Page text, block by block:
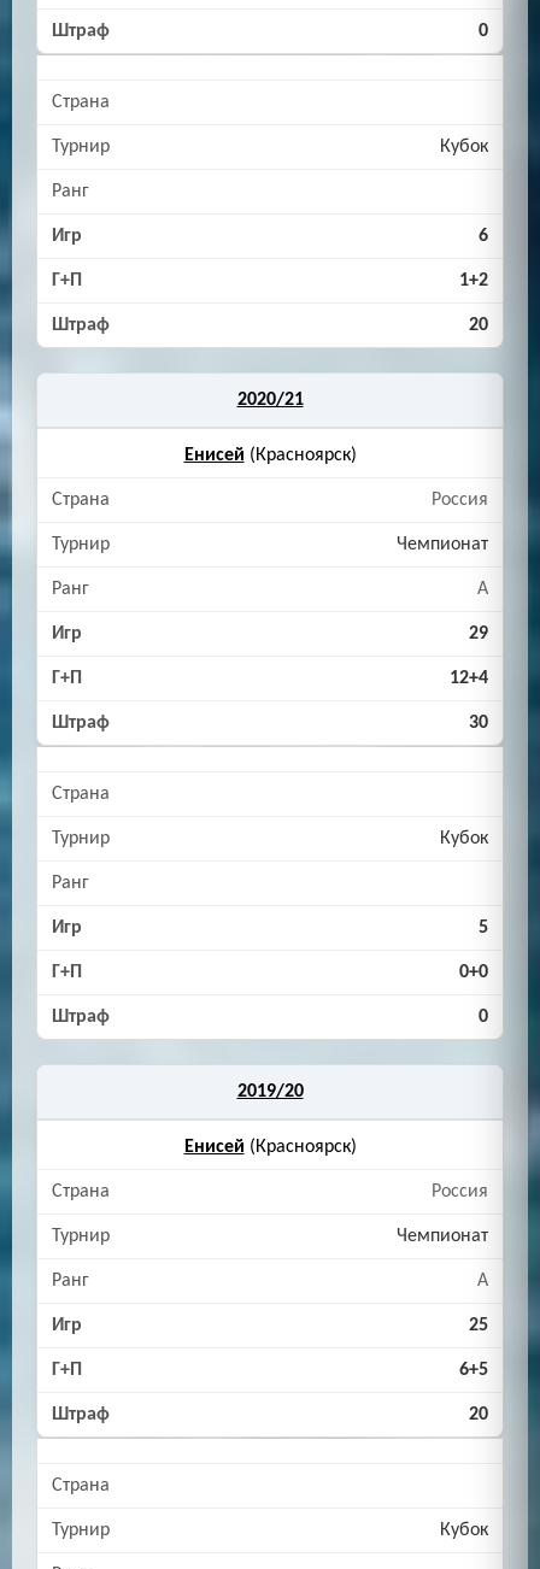
0
Кубок
6
1+2
20
2020/21
Енисей (Красноярск)
Россия
Чемпионат
A
29
12+4
30
Кубок
5
0+0
0
2019/20
Енисей (Красноярск)
Россия
Чемпионат
A
25
6+5
20
Кубок